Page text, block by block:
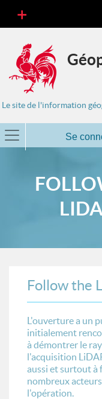
Le site de l'information
Se
Follow the
L'ouverture a un
initialement
à démontrer le
l'acquisition
aussi et surtout à
nombreux
l'opération.